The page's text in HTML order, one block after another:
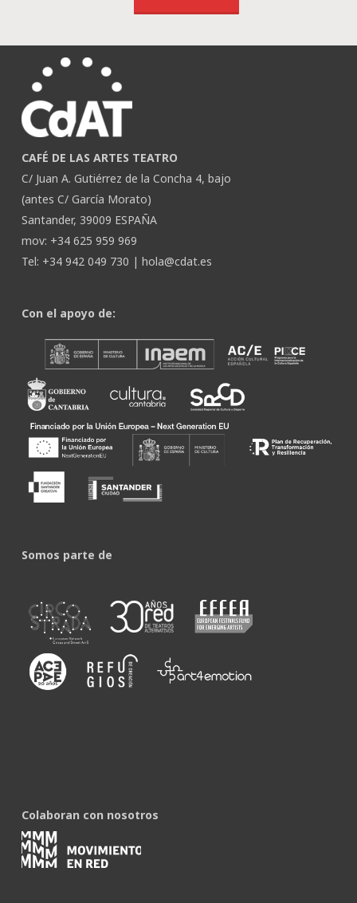
CAFÉ DE LAS ARTES TEATRO
C/ Juan A. Gutiérrez de la Concha 4, bajo
(antes C/ García Morato)
Santander, 39009 ESPAÑA
mov: +34 625 959 969
Tel: +34 942 049 730 | hola@cdat.es
Con el apoyo de:
Somos parte de
Colaboran con nosotros